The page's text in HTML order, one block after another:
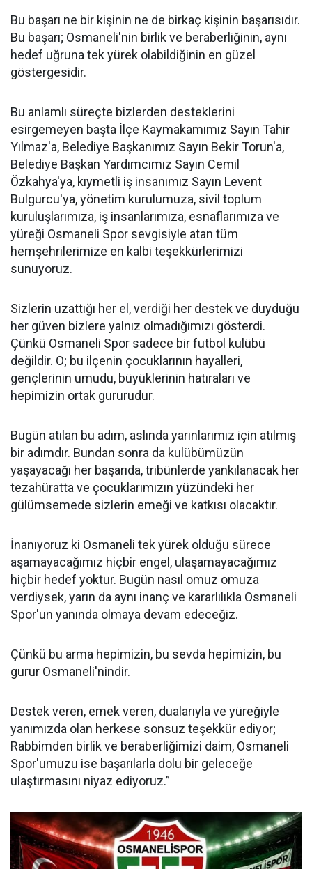
Bu başarı ne bir kişinin ne de birkaç kişinin başarısıdır.
Bu başarı; Osmaneli'nin birlik ve beraberliğinin, aynı
hedef uğruna tek yürek olabildiğinin en güzel
göstergesidir.
Bu anlamlı süreçte bizlerden desteklerini
esirgemeyen başta İlçe Kaymakamımız Sayın Tahir
Yılmaz'a, Belediye Başkanımız Sayın Bekir Torun'a,
Belediye Başkan Yardımcımız Sayın Cemil
Özkahya'ya, kıymetli iş insanımız Sayın Levent
Bulgurcu'ya, yönetim kurulumuza, sivil toplum
kuruluşlarımıza, iş insanlarımıza, esnaflarımıza ve
yüreği Osmaneli Spor sevgisiyle atan tüm
hemşehrilerimize en kalbi teşekkürlerimizi
sunuyoruz.
Sizlerin uzattığı her el, verdiği her destek ve duyduğu
her güven bizlere yalnız olmadığımızı gösterdi.
Çünkü Osmaneli Spor sadece bir futbol kulübü
değildir. O; bu ilçenin çocuklarının hayalleri,
gençlerinin umudu, büyüklerinin hatıraları ve
hepimizin ortak gururudur.
Bugün atılan bu adım, aslında yarınlarımız için atılmış
bir adımdır. Bundan sonra da kulübümüzün
yaşayacağı her başarıda, tribünlerde yankılanacak her
tezahüratta ve çocuklarımızın yüzündeki her
gülümsemede sizlerin emeği ve katkısı olacaktır.
İnanıyoruz ki Osmaneli tek yürek olduğu sürece
aşamayacağımız hiçbir engel, ulaşamayacağımız
hiçbir hedef yoktur. Bugün nasıl omuz omuza
verdiysek, yarın da aynı inanç ve kararlılıkla Osmaneli
Spor'un yanında olmaya devam edeceğiz.
Çünkü bu arma hepimizin, bu sevda hepimizin, bu
gurur Osmaneli'nindir.
Destek veren, emek veren, dualarıyla ve yüreğiyle
yanımızda olan herkese sonsuz teşekkür ediyor;
Rabbimden birlik ve beraberliğimizi daim, Osmaneli
Spor'umuzu ise başarılarla dolu bir geleceğe
ulaştırmasını niyaz ediyoruz.”